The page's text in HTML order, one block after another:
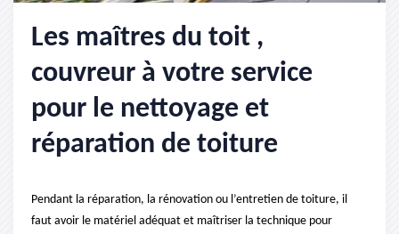
Les maîtres du toit ,
couvreur à votre service
pour le nettoyage et
réparation de toiture
Pendant la réparation, la rénovation ou l’entretien de toiture, il
faut avoir le matériel adéquat et maîtriser la technique pour